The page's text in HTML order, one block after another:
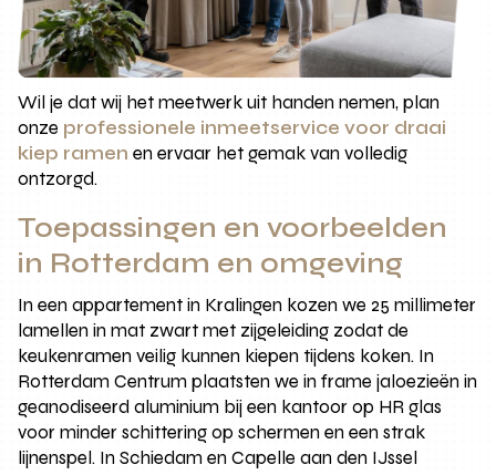
Wil je dat wij het meetwerk uit handen nemen, plan
onze professionele inmeetservice voor draai
kiep ramen en ervaar het gemak van volledig
ontzorgd.
Toepassingen en voorbeelden
in Rotterdam en omgeving
In een appartement in Kralingen kozen we 25 millimeter
lamellen in mat zwart met zijgeleiding zodat de
keukenramen veilig kunnen kiepen tijdens koken. In
Rotterdam Centrum plaatsten we in frame jaloezieën in
geanodiseerd aluminium bij een kantoor op HR glas
voor minder schittering op schermen en een strak
lijnenspel. In Schiedam en Capelle aan den IJssel